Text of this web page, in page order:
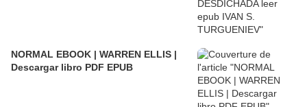
NORMAL EBOOK | WARREN ELLIS |
Descargar libro PDF EPUB